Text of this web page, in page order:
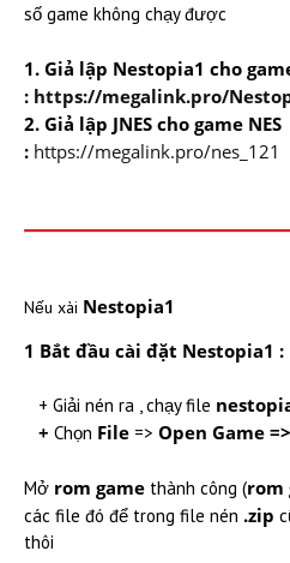
số game không chạy được
1. Giả lập Nestopia1 cho
: https://megalink.pro/
2. Giả lập JNES cho game NES
: https://megalink.pro/nes_121
Nếu xài Nestopia1
1 Bắt đầu cài đặt Nestopia1 :
+ Giải nén ra , chạy file
+ Chọn File => Open Game =>
Mở rom game thành công (rom
các file đó để trong file nén .zip
thôi